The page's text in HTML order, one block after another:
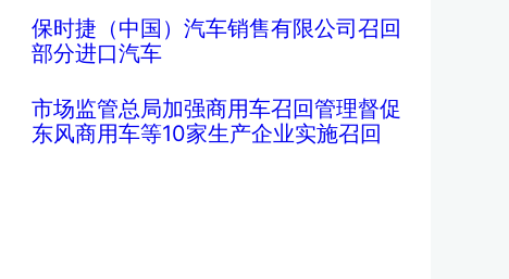
保时捷（中国）汽车销售有限公司召回
部分进口汽车
市场监管总局加强商用车召回管理督促
东风商用车等10家生产企业实施召回